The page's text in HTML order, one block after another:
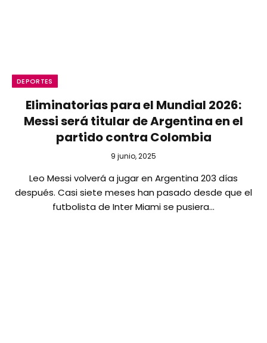
DEPORTES
Eliminatorias para el Mundial 2026:
Messi será titular de Argentina en el
partido contra Colombia
9 junio, 2025
Leo Messi volverá a jugar en Argentina 203 días
después. Casi siete meses han pasado desde que el
futbolista de Inter Miami se pusiera…